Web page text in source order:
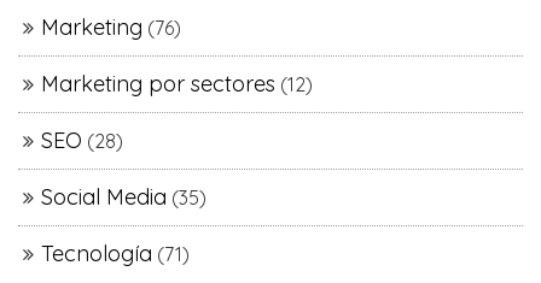
Marketing (76)
Marketing por sectores (12)
SEO (28)
Social Media (35)
Tecnología (71)